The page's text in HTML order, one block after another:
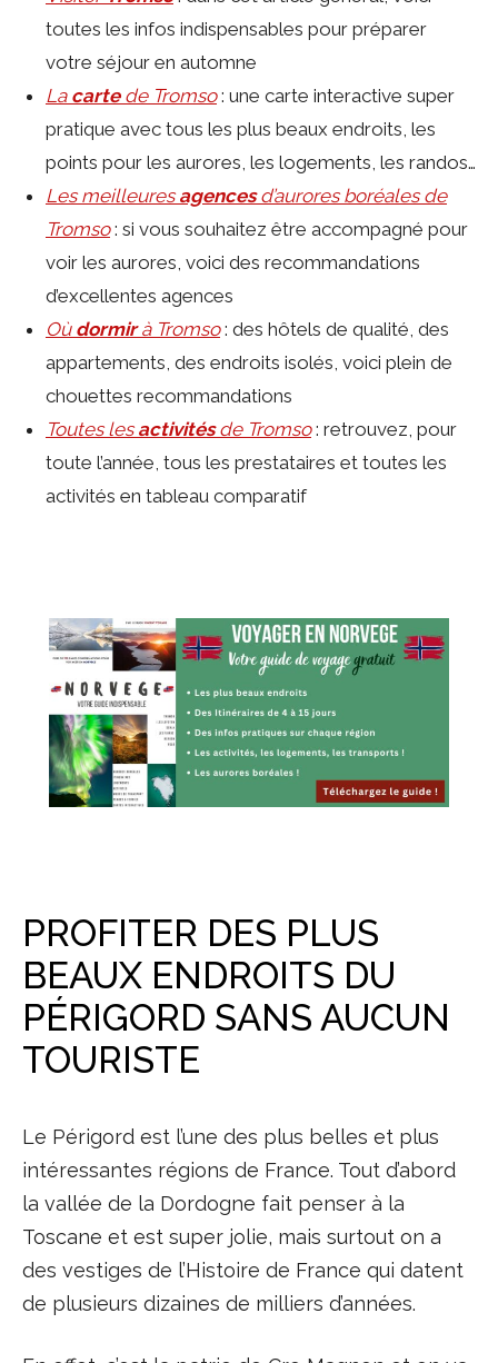
toutes les infos indispensables pour préparer
votre séjour en automne
La cartede Tromso: une carte interactive super
pratique avec tous les plus beaux endroits, les
points pour les aurores, les logements, les randos…
Les meilleuresagencesd’aurores boréales de
Tromso: si vous souhaitez être accompagné pour
voir les aurores, voici des recommandations
d’excellentes agences
Où dormirà Tromso: des hôtels de qualité, des
appartements, des endroits isolés, voici plein de
chouettes recommandations
Toutes lesactivitésde Tromso: retrouvez, pour
toute l’année, tous les prestataires et toutes les
activités en tableau comparatif
PROFITER DES PLUS
BEAUX ENDROITS DU
PÉRIGORD SANS AUCUN
TOURISTE
Le Périgord est l’une des plus belles et plus
intéressantes régions de France. Tout d’abord
la vallée de la Dordogne fait penser à la
Toscane et est super jolie, mais surtout on a
des vestiges de l’Histoire de France qui datent
de plusieurs dizaines de milliers d’années.